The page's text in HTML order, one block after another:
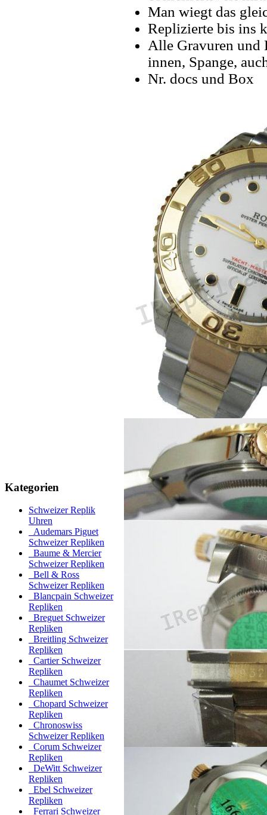
Kategorien
Schweizer Replik
Uhren
Audemars Piguet
Schweizer Repliken
Baume & Mercier
Schweizer Repliken
Bell & Ross
Schweizer Repliken
Blancpain Schweizer
Repliken
Breguet Schweizer
Repliken
Breitling Schweizer
Repliken
Cartier Schweizer
Repliken
Chaumet Schweizer
Repliken
Chopard Schweizer
Repliken
Chronoswiss
Schweizer Repliken
Corum Schweizer
Repliken
DeWitt Schweizer
Repliken
Ebel Schweizer
Repliken
Ferrari Schweizer
Man wiegt das
Replizierte bis ins
Alle Gravuren und
innen, Spange,
Nr. docs und Box